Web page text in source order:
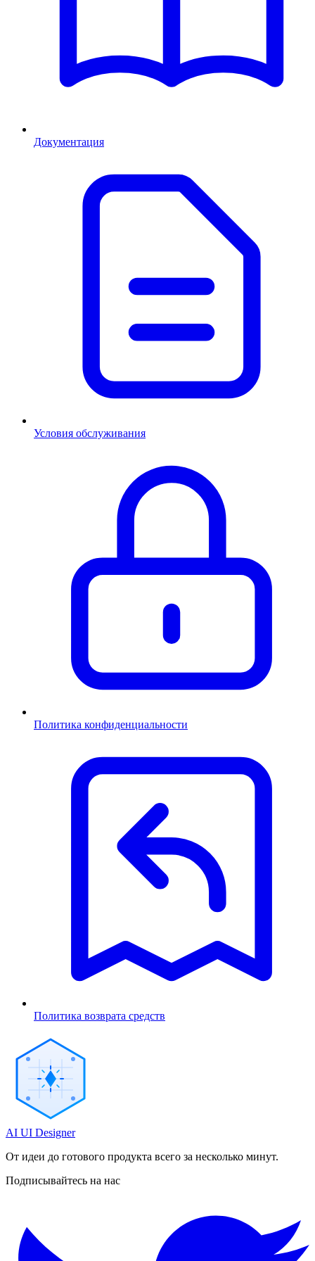
Документация
Условия обслуживания
Политика конфиденциальности
Политика возврата средств
AI UI Designer
От идеи до готового продукта всего за несколько минут.
Подписывайтесь на нас